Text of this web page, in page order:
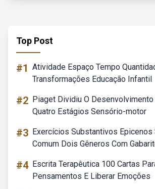
Top Post
#1 Atividade Espaço Tempo
Transformações Educação Infantil
#2 Piaget Dividiu O
Quatro Estágios Sensório-motor
#3 Exercícios Substantivos Epicenos
Comum Dois Gêneros Com
#4 Escrita Terapêutica 100 Cartas
Pensamentos E Liberar Emoções